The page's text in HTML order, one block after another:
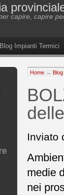
capire, capire
Blog Impianti Termici
Home → Blog
Inviato
medie
nei